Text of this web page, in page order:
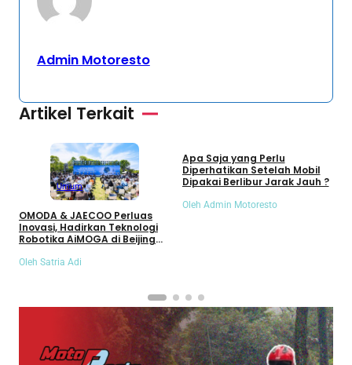
Admin Motoresto
Artikel Terkait
Umum
OMODA & JAECOO Perluas
Inovasi, Hadirkan Teknologi
Robotika AiMOGA di Beijing
Oleh Satria Adi
Apa Saja yang Perlu
Diperhatikan Setelah Mobil
Dipakai Berlibur Jarak Jauh ?
Oleh Admin Motoresto